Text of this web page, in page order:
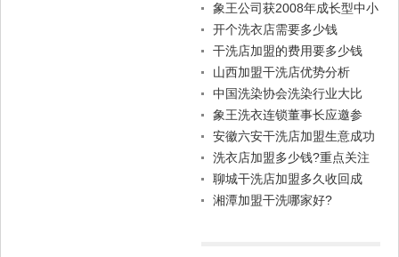
象王公司获2008年成长型中小
企业100强
开个洗衣店需要多少钱
干洗店加盟的费用要多少钱
山西加盟干洗店优势分析
中国洗染协会洗染行业大比
拼，倡导：环保洗衣，生态发
展
象王洗衣连锁董事长应邀参
加“两岸咖啡”完成融资新闻发
布会
安徽六安干洗店加盟生意成功
希望大吗？
洗衣店加盟多少钱?重点关注
投入产出比
聊城干洗店加盟多久收回成
本？
湘潭加盟干洗哪家好?